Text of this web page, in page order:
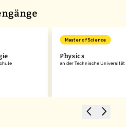
Master of Science
Physics
an der Technische Universität